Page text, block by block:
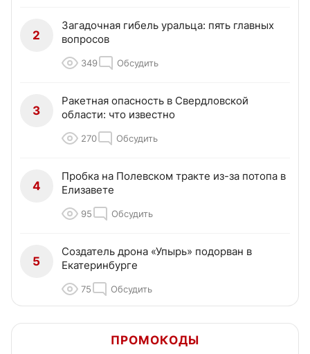
2
Загадочная гибель уральца: пять главных
вопросов
349 Обсудить
3
Ракетная опасность в Свердловской
области: что известно
270 Обсудить
4
Пробка на Полевском тракте из-за потопа в
Елизавете
95 Обсудить
5
Создатель дрона «Упырь» подорван в
Екатеринбурге
75 Обсудить
ПРОМОКОДЫ